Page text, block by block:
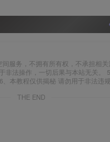
服务，不拥有所有权，不承担相
法操作，一切后果与本站无关
本教程仅供揭秘 请勿用于非法违
THE END